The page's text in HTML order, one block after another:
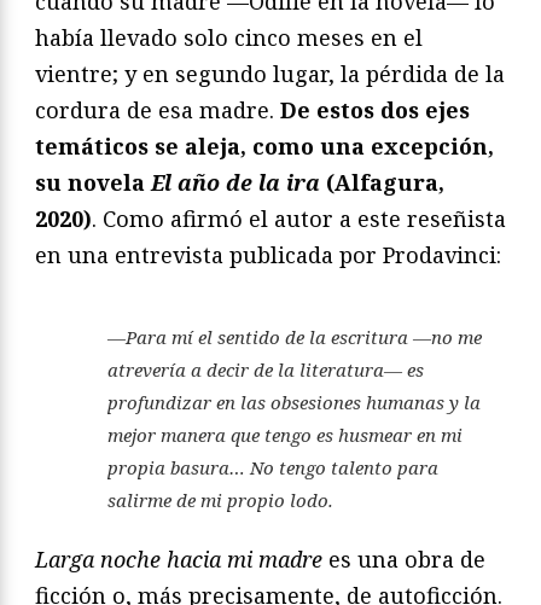
había llevado solo cinco meses en el
vientre; y en segundo lugar, la pérdida de la
cordura de esa madre. De estos dos ejes
temáticos se aleja, como una excepción,
su novela El año de la ira (Alfagura,
2020). Como afirmó el autor a este reseñista
en una entrevista publicada por Prodavinci:
—Para mí el sentido de la escritura —no me
atrevería a decir de la literatura— es
profundizar en las obsesiones humanas y la
mejor manera que tengo es husmear en mi
propia basura… No tengo talento para
salirme de mi propio lodo.
Larga noche hacia mi madre es una obra de
ficción o, más precisamente, de autoficción.